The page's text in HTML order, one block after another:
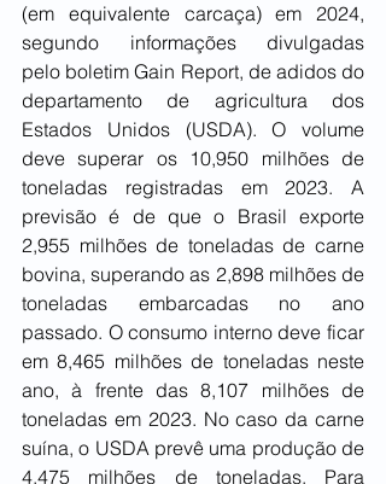
(em equivalente carcaça) em 2024,
segundo informações divulgadas
pelo boletim Gain Report, de adidos do
departamento de agricultura dos
Estados Unidos (USDA). O volume
deve superar os 10,950 milhões de
toneladas registradas em 2023. A
previsão é de que o Brasil exporte
2,955 milhões de toneladas de carne
bovina, superando as 2,898 milhões de
toneladas embarcadas no ano
passado. O consumo interno deve ficar
em 8,465 milhões de toneladas neste
ano, à frente das 8,107 milhões de
toneladas em 2023. No caso da carne
suína, o USDA prevê uma produção de
4,475 milhões de toneladas. Para